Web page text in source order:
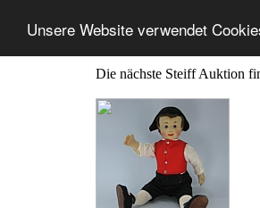
Unsere Website verwendet
Die nächste Steiff Auktion